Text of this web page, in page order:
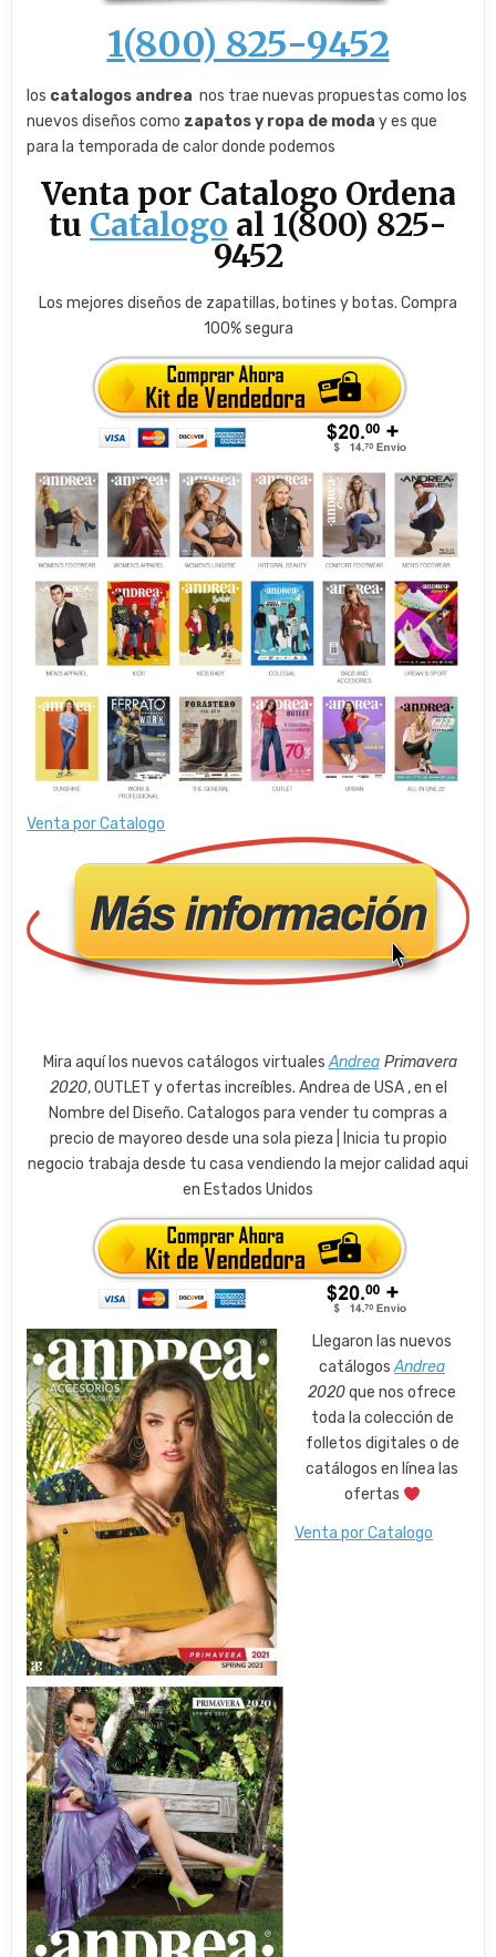
1(800) 825-9452
los catalogos andreanos trae nuevas propuestas como los
nuevos diseños como zapatos y ropa de moda y es que
para la temporada de calor donde podemos
Venta por Catalogo Ordena
tu Catalogo al 1(800) 825-
9452
Los mejores diseños de zapatillas, botines y botas. Compra
100% segura
Venta por Catalogo
Mira aquí los nuevos catálogos virtualesAndreaPrimavera
2020, OUTLET y ofertas increíbles. Andrea de USA , en el
Nombre del Diseño. Catalogos para vender tu compras a
precio de mayoreo desde una sola pieza | Inicia tu propio
negocio trabaja desde tu casa vendiendo la mejor calidad aqui
en Estados Unidos
Llegaron las nuevos
catálogosAndrea
2020que nos ofrece
toda la colección de
folletos digitales o de
catálogos en línea las
ofertas
Venta por Catalogo